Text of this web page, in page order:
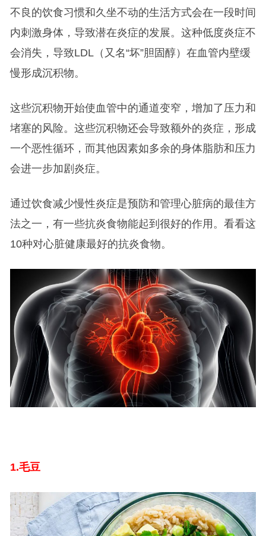
不良的饮食习惯和久坐不动的生活方式会在一段时间
内刺激身体，导致潜在炎症的发展。这种低度炎症不
会消失，导致LDL（又名“坏”胆固醇）在血管内壁缓
慢形成沉积物。
这些沉积物开始使血管中的通道变窄，增加了压力和
堵塞的风险。这些沉积物还会导致额外的炎症，形成
一个恶性循环，而其他因素如多余的身体脂肪和压力
会进一步加剧炎症。
通过饮食减少慢性炎症是预防和管理心脏病的最佳方
法之一，有一些抗炎食物能起到很好的作用。看看这
10种对心脏健康最好的抗炎食物。
1.毛豆